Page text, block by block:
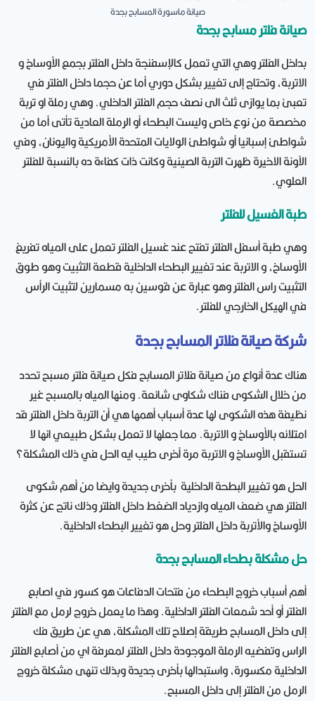
صيانة ماسورة المسابح بجدة
صيانة فلتر مسابح بجدة
بداخل الفلتر وهي التي تعمل كالإسفنجة داخل الفلتر بجمع الأوساخ و
الاتربة، وتحتاج إلى تغيير بشكل دوري أما عن حجما داخل الفلتر في
تعبئ بما يوازى ثلث الى نصف حجم الفلتر الداخلي. وهي رملة او تربة
مخصصة من نوع خاص وليست البطحاء أو الرملة العادية تأتى أما من
شواطئ إسبانيا أو شواطئ الولايات المتحدة الأمريكية واليونان، وفي
الآونة الاخيرة ظهرت التربة الصينية وكانت ذات كفاءة ده بالنسبة للفلتر
العلوي.
طبة الغسيل للفلتر
وهي طبة أسفل الفلتر تفتح عند غسيل الفلتر تعمل على المياه تفريغ
الأوساخ، و الاتربة عند تغيير البطحاء الداخلية قطعة التثبيت وهو طوق
التثبيت راس الفلتر وهو عبارة عن قوسين به مسمارين لتثبيت الرأس
في الهيكل الخارجي للفلتر.
شركة صيانة فلاتر المسابح بجدة
هناك عدة أنواع من صيانة فلاتر المسابح فكل صيانة فلتر مسبح تحدد
من خلال الشكوى فناك شكاوى شائعة. ومنها المياه بالمسبح غير
نظيفة هذه الشكوى لها عدة أسباب أهمها هي أن التربة داخل الفلتر قد
امتلائه بالأوساخ و الاتربة. مما جعلها لا تعمل بشكل طبيعي انها لا
تستقبل الأوساخ و الاتربة مرة أخرى طيب ايه الحل في ذلك المشكلة؟
الحل هو تغيير البطحة الداخلية بأخرى جديدة وايضا من أهم شكوى
الفلتر هي ضعف المياه وازدياد الضغط داخل الفلتر وذلك ناتج عن كثرة
الأوساخ والأتربة داخل الفلتر وحل هو تغيير البطحاء الداخلية.
حل مشكلة بطحاء المسابح بجدة
أهم أسباب خروج البطحاء من فتحات الدفاعات هو كسور في اصابع
الفلتر أو أحد شمعات الفلتر الداخلية. وهذا ما يعمل خروج لرمل مع الفلتر
إلى داخل المسابح طريقة إصلاح تلك المشكلة، هي عن طريق فك
الراس وتفضيه الرملة الموجودة داخل الفلتر لمعرفة اي من أصابع الفلتر
الداخلية مكسورة، واستبدالها بأخرى جديدة وبذلك تنهى مشكلة خروج
الرمل من الفلتر إلى داخل المسبح.